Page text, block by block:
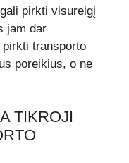
pirkti visureigį
jam dar
transporto
poreikius, o ne
TIKROJI